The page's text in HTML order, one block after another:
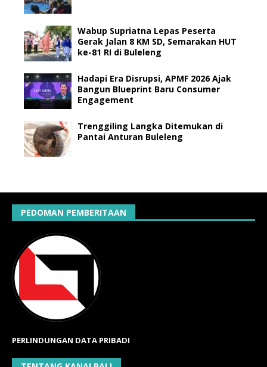
Wabup Supriatna Lepas Peserta
Gerak Jalan 8 KM SD, Semarakan HUT
ke-81 RI di Buleleng
Hadapi Era Disrupsi, APMF 2026 Ajak
Bangun Blueprint Baru Consumer
Engagement
Trenggiling Langka Ditemukan di
Pantai Anturan Buleleng
PEDOMAN PEMBERITAAN
PERLINDUNGAN DATA PRIBADI